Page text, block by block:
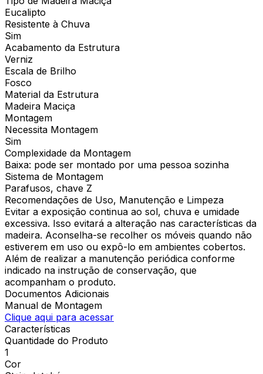
Eucalipto
Resistente à Chuva
Sim
Acabamento da Estrutura
Verniz
Escala de Brilho
Fosco
Material da Estrutura
Madeira Maciça
Montagem
Necessita Montagem
Sim
Complexidade da Montagem
Baixa: pode ser montado por uma pessoa sozinha
Sistema de Montagem
Parafusos, chave Z
Recomendações de Uso, Manutenção e Limpeza
Evitar a exposição continua ao sol, chuva e umidade
excessiva. Isso evitará a alteração nas características da
madeira. Aconselha-se recolher os móveis quando não
estiverem em uso ou expô-lo em ambientes cobertos.
Além de realizar a manutenção periódica conforme
indicado na instrução de conservação, que
acompanham o produto.
Documentos Adicionais
Manual de Montagem
Clique aqui para acessar
Características
Quantidade do Produto
1
Cor